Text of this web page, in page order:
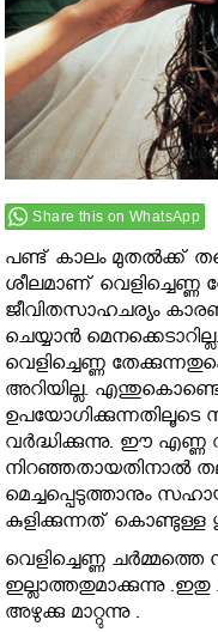
Share this on WhatsApp
പണ്ട് കാലം മുതൽക്ക്
ശീലമാണ് വെളിച്ചെണ്ണ
ജീവിതസാഹചര്യം
ചെയ്യാൻ
വെളിച്ചെണ്ണ
അറിയില്ല.
ഉപയോഗിക്കുന്നതിലൂടെ
വര്‍ദ്ധിക്കുന്നു. ഈ
നിറഞ്ഞതായതിനാൽ
മെച്ചപ്പെടുത്താനും
കുളിക്കുന്നത്
വെളിച്ചെണ്ണ
ഇല്ലാത്തതുമാക്കുന്നു .ഇതു
അഴുക്കു മാറ്റുന്നു .